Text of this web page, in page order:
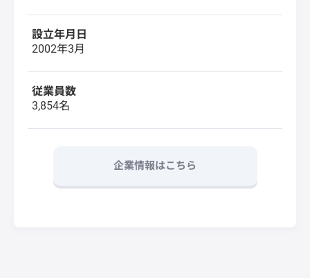
設立年月日
2002年3月
従業員数
3,854名
企業情報はこちら